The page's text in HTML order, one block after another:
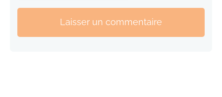
Laisser un commentaire